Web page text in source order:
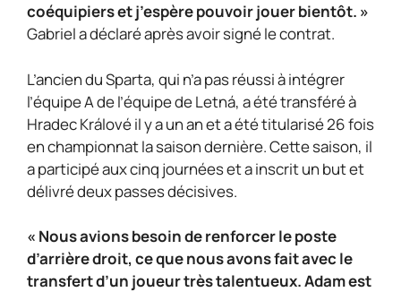
coéquipiers et j’espère pouvoir jouer bientôt. »
Gabriel a déclaré après avoir signé le contrat.
L’ancien du Sparta, qui n’a pas réussi à intégrer
l’équipe A de l’équipe de Letná, a été transféré à
Hradec Králové il y a un an et a été titularisé 26 fois
en championnat la saison dernière. Cette saison, il
a participé aux cinq journées et a inscrit un but et
délivré deux passes décisives.
« Nous avions besoin de renforcer le poste
d’arrière droit, ce que nous avons fait avec le
transfert d’un joueur très talentueux. Adam est